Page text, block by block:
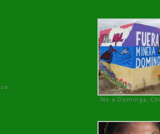
No a Dominga,